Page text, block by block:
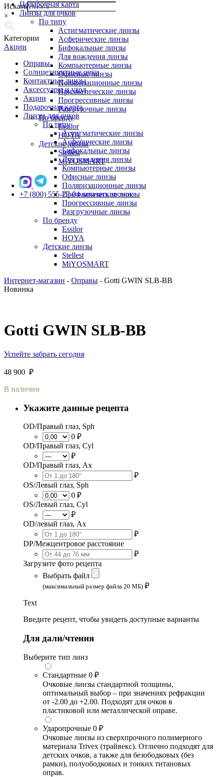
Искать
×
Категории
Акции
Оправы
Солнцезащитные очки
Контактные линзы
Аксессуары и уход
Акции
Подарочная карта
Линзы для очков
По типу
Астигматические линзы
Асферические линзы
Бифокальные линзы
Для вождения линзы
Компьютерные линзы
Офисные линзы
Поляризационные линзы
Призматические линзы
Прогрессивные линзы
Разгрузочные линзы
По бренду
Essilor
HOYA
Детские линзы
Stellest
MiYOSMART
Подарочная карта
Линзы для очков
По типу
Астигматические линзы
Асферические линзы
Бифокальные линзы
Для вождения линзы
Компьютерные линзы
Офисные линзы
Поляризационные линзы
Призматические линзы
Прогрессивные линзы
Разгрузочные линзы
По бренду
Essilor
HOYA
Детские линзы
Stellest
MiYOSMART
+7 (800) 555-27-04 заказать звонок
Интернет-магазин - Оправы - Gotti GWIN SLB-BB
Новинка
Gotti GWIN SLB-BB
Успейте забрать сегодня
48 900 ₽
В наличии
Укажите данные рецепта
OD/Правый глаз, Sph
0 ₽
OD/Правый глаз, Cyl
₽
OD/Правый глаз, Ax
₽
OS/Левый глаз, Sph
0 ₽
OS/Левый глаз, Cyl
₽
OD/левый глаз, Ax
₽
DP/Межцентровое расстояние
₽
Загрузите фото рецепта
Выбрать файл
(максимальный размер файла 20 МБ) ₽
Text
Введите рецепт, чтобы увидеть доступные варианты
Для дали/чтения
Выберите тип линз
Стандартные 0 ₽
Очковые линзы стандартной толщины,
оптимальный выбор – при значениях рефракции
от -2.00 до +2.00. Подходят для очков в
пластиковой или металлической оправе.
Ударопрочные 0 ₽
Очковые линзы из сверхпрочного полимерного
материала Trivex (трайвекс). Отлично подходят для
детских очков, а также для безободковых (без
рамки), полуободковых и тонких титановых
оправ.